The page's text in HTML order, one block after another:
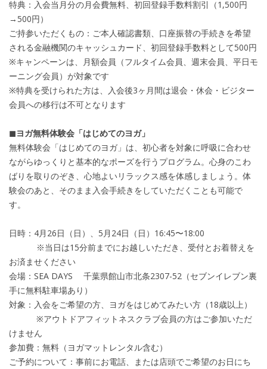
特典：入会当月分の月会費無料、初回登録手数料割引（1,500円
→500円）
ご持参いただくもの：ご本人確認書類、口座振替の手続きを希望
される金融機関のキャッシュカード、初回登録手数料として500円
※キャンペーンは、月額会員（フルタイム会員、週末会員、平日モ
ーニング会員）が対象です
※特典を受けられた方は、入会後3ヶ月間は退会・休会・ビジター
会員への移行は不可となります
◼︎ヨガ無料体験会「はじめてのヨガ」
無料体験会「はじめてのヨガ」は、初心者を対象に呼吸に合わせ
ながらゆっくりと基本的なポーズを行うプログラム。心身のこわ
ばりを取りのぞき、心地よいリラックス感を体感しましょう。体
験会のあと、そのまま入会手続きをしていただくことも可能で
す。
日時：4月26日（日）、5月24日（日）16:45〜18:00
※当日は15分前までにお越しいただき、受付とお着替えを
お済ませください
会場：SEA DAYS 千葉県館山市北条2307-52（セブンイレブン裏
手に無料駐車場あり）
対象：入会をご希望の方、ヨガをはじめてみたい方（18歳以上）
※アウトドアフィットネスクラブ会員の方はご参加いただ
けません
参加費：無料（ヨガマットレンタル含む）
ご予約について：事前にお電話、または店頭でご希望のお日にち